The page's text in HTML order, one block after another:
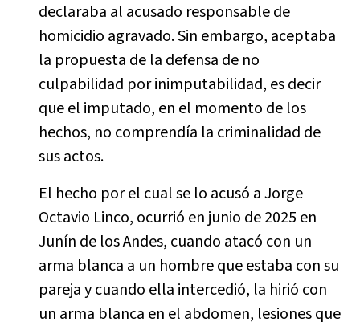
declaraba al acusado responsable de
homicidio agravado. Sin embargo, aceptaba
la propuesta de la defensa de no
culpabilidad por inimputabilidad, es decir
que el imputado, en el momento de los
hechos, no comprendía la criminalidad de
sus actos.
El hecho por el cual se lo acusó a Jorge
Octavio Linco, ocurrió en junio de 2025 en
Junín de los Andes, cuando atacó con un
arma blanca a un hombre que estaba con su
pareja y cuando ella intercedió, la hirió con
un arma blanca en el abdomen, lesiones que